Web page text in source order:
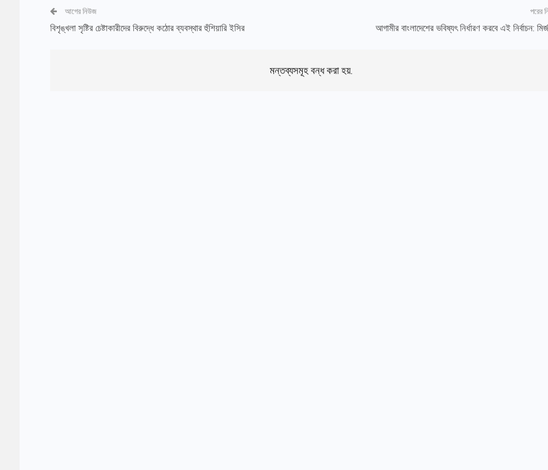
আগের নিউজ
বিশৃঙ্খলা সৃষ্টির চেষ্টাকারীদের বিরুদ্ধে কঠোর ব্যবস্থার হুঁশিয়ারি ইসির
পরের
আগামীর বাংলাদেশের ভবিষ্যৎ নির্ধারণ করবে এই নির্বাচন:
মন্তব্যসমূহ বন্ধ করা হয়.